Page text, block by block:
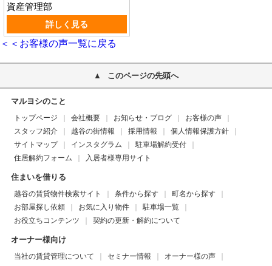
資産管理部
詳しく見る
＜＜お客様の声一覧に戻る
このページの先頭へ
マルヨシのこと
トップページ 会社概要 お知らせ・ブログ
お客様の声
スタッフ紹介
越谷の街情報 採用情報
個人情報保護方針
サイトマップ
インスタグラム
駐車場解約受付
住居解約フォーム
入居者様専用サイト
住まいを借りる
越谷の賃貸物件検索サイト 条件から探す
町名から探す
お部屋探し依頼
お気に入り物件
駐車場一覧
お役立ちコンテンツ
契約の更新・解約について
オーナー様向け
当社の賃貸管理について セミナー情報
オーナー様の声